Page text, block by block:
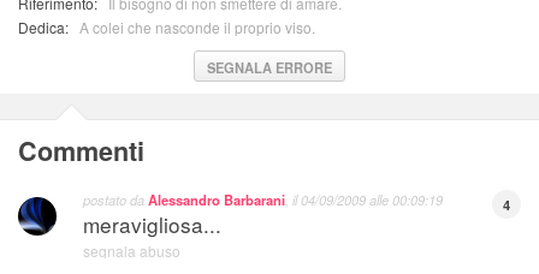
Dedica: A colei che nasconde il proprio viso.
SEGNALA ERRORE
Commenti
4
postato daAlessandro Barbarani, il04/09/2009 alle 00:09:19
meravigliosa...
segnala abuso